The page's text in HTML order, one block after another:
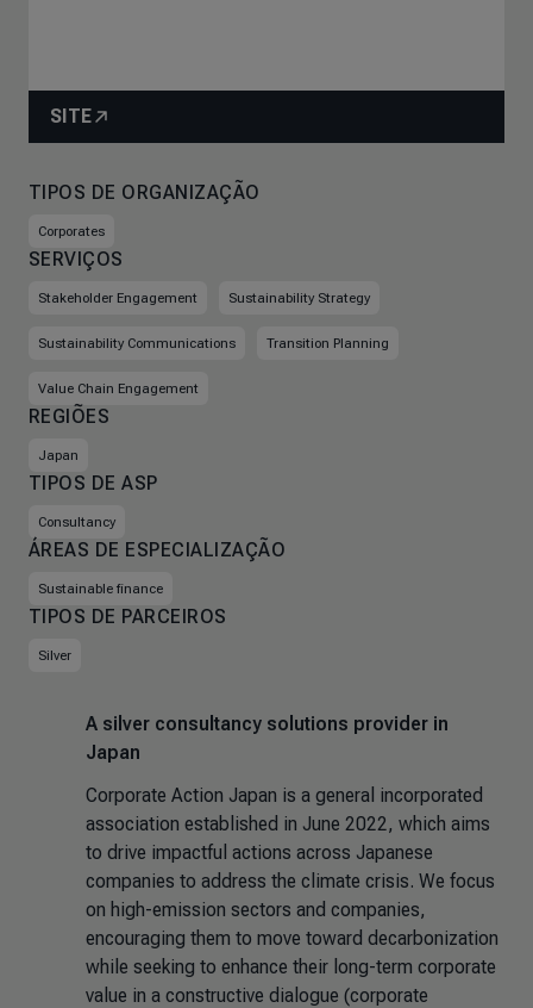
SITE
TIPOS DE ORGANIZAÇÃO
Corporates
SERVIÇOS
Stakeholder Engagement Sustainability Strategy
Sustainability Communications Transition Planning
Value Chain Engagement
REGIÕES
Japan
TIPOS DE ASP
Consultancy
ÁREAS DE ESPECIALIZAÇÃO
Sustainable finance
TIPOS DE PARCEIROS
Silver
A silver consultancy solutions provider in
Japan
Corporate Action Japan is a general incorporated
association established in June 2022, which aims
to drive impactful actions across Japanese
companies to address the climate crisis. We focus
on high-emission sectors and companies,
encouraging them to move toward decarbonization
while seeking to enhance their long-term corporate
value in a constructive dialogue (corporate